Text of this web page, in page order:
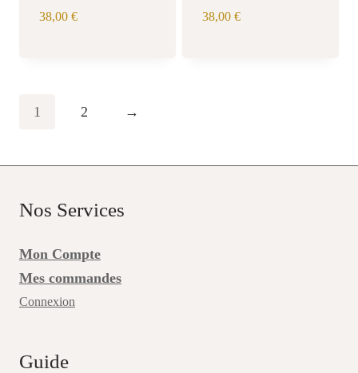
38,00 € 38,00 €
1 2 →
Nos Services
Mon Compte
Mes commandes
Connexion
Guide